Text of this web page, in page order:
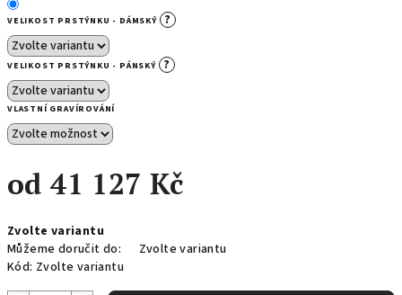
VELIKOST PRSTÝNKU - DÁMSKÝ ?
VELIKOST PRSTÝNKU - PÁNSKÝ ?
VLASTNÍ GRAVÍROVÁNÍ
od41 127 Kč
cena:
Zvolte variantu
Můžeme doručit do:
Zvolte variantu
Kód: Zvolte variantu